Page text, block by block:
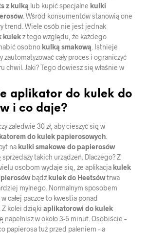
z kulką lub kupić specjalne kulki
. Wśród konsumentów stanowią one
trend. Wiele osób nie jest jednak
kulekz tego względu, że każdego
osobno kulką smakową . Istnieje
zautomatyzować cały proces i ograniczyć
chwil. Jaki? Tego dowiesz się właśnie w
aplikator do kulek do
i co daje?
zaledwie 30 zł, aby cieszyć się w
do kulek papierosowych
na kulki smakowe do papierosów
takich urządzeń. Dlaczego? Z
osobom wydaje się, że aplikacja kulek
bądź kulek do Heetsówtrwa
mylnego. Normalnym sposobem
całej paczce to kwestia ponad
kolei dzięki aplikatorowi do kulek
napełnisz w około 3-5 minut. Osobiście –
papierosa tuż przed paleniem – a